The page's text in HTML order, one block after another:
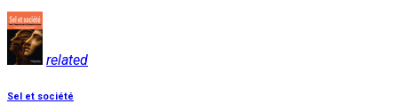
related
Sel et société